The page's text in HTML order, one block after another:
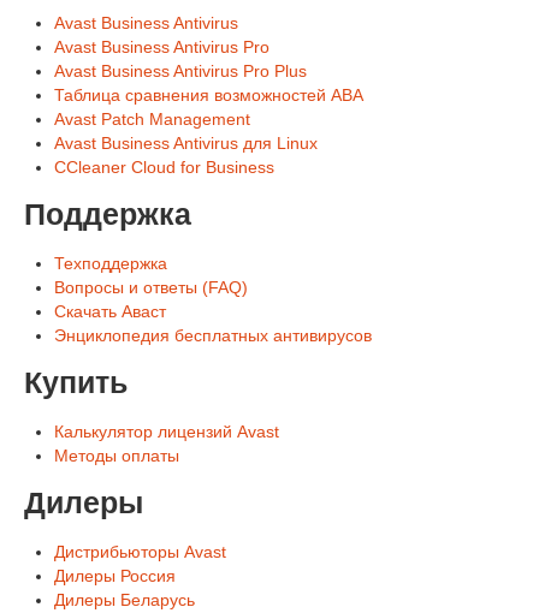
Avast Business Antivirus
Avast Business Antivirus Pro
Avast Business Antivirus Pro Plus
Таблица сравнения возможностей ABA
Avast Patch Management
Avast Business Antivirus для Linux
CCleaner Cloud for Business
Поддержка
Техподдержка
Вопросы и ответы (FAQ)
Скачать Аваст
Энциклопедия бесплатных антивирусов
Купить
Калькулятор лицензий Avast
Методы оплаты
Дилеры
Дистрибьюторы Avast
Дилеры Россия
Дилеры Беларусь